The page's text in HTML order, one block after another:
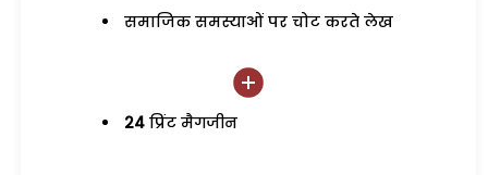
समाजिक समस्याओं पर चोट करते लेख
24 प्रिंट मैगजीन